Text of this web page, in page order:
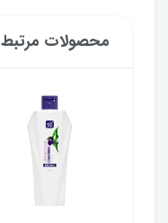
محصولات مرتبط